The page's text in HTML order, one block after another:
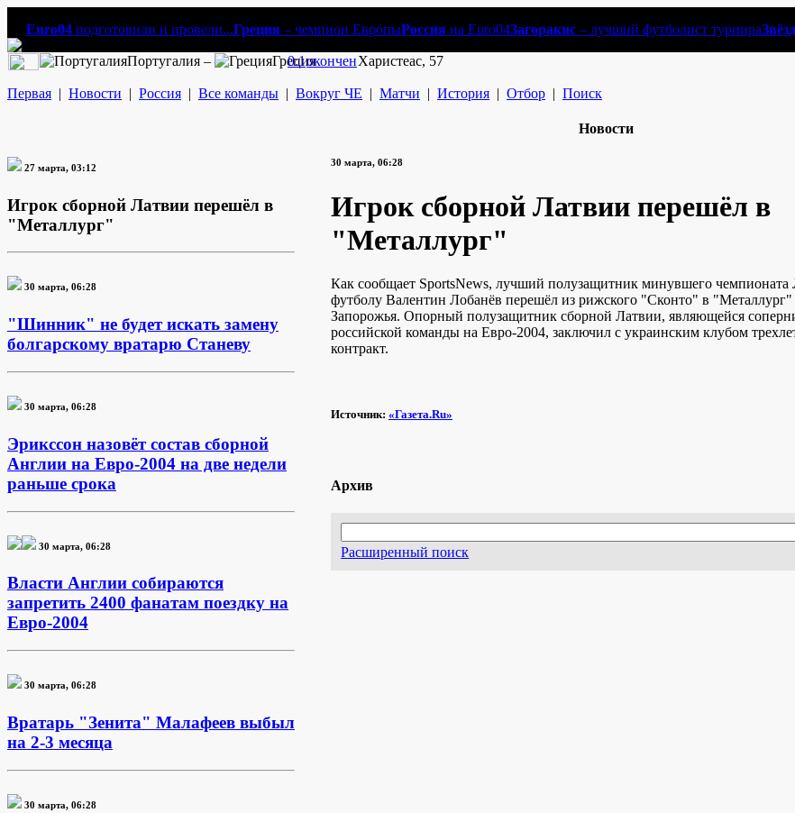
Euro04 подготовили и провели...Греция – чемпион ЕвропыРоссия на Euro04Загоракис – лучший футболист турнира
Португалия – Греция
0:1оконченХаристеас, 57
Первая | Новости | Россия | Все команды | Вокруг ЧЕ | Матчи | История | Отбор | Поиск
Новости
27 марта, 03:12
Игрок сборной Латвии перешёл в
"Металлург"
30 марта, 06:28
"Шинник" не будет искать замену
болгарскому вратарю Станеву
30 марта, 06:28
Эрикссон назовёт состав сборной
Англии на Евро-2004 на две недели
раньше срока
30 марта, 06:28
Власти Англии собираются
запретить 2400 фанатам поездку на
Евро-2004
30 марта, 06:28
Вратарь "Зенита" Малафеев выбыл
на 2-3 месяца
30 марта, 06:28
30 марта, 06:28
Игрок сборной Латвии перешёл в
"Металлург"
Как сообщает SportsNews, лучший полузащитник минувшего чемпионата
футболу Валентин Лобанёв перешёл из рижского "Сконто" в "Металлург"
Запорожья. Опорный полузащитник сборной Латвии, являющейся
российской команды на Евро-2004, заключил с украинским клубом
контракт.
Источник: «Газета.Ru»
Архив
Расширенный поиск